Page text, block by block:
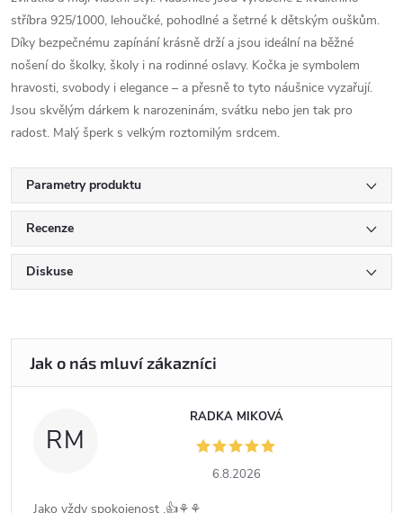
stříbra 925/1000, lehoučké, pohodlné a šetrné k dětským ouškům.
Díky bezpečnému zapínání krásně drží a jsou ideální na běžné
nošení do školky, školy i na rodinné oslavy. Kočka je symbolem
hravosti, svobody i elegance – a přesně to tyto náušnice vyzařují.
Jsou skvělým dárkem k narozeninám, svátku nebo jen tak pro
radost. Malý šperk s velkým roztomilým srdcem.
Parametry produktu
Recenze
Diskuse
RM
RADKA MIKOVÁ
6.8.2026
Jako vždy spokojenost .👍⚘️⚘️